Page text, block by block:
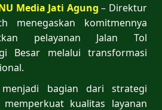
Media Jati Agung – Direktur
menegaskan komitmennya
pelayanan Jalan Tol
Besar melalui transformasi
bagian dari strategi
kualitas layanan